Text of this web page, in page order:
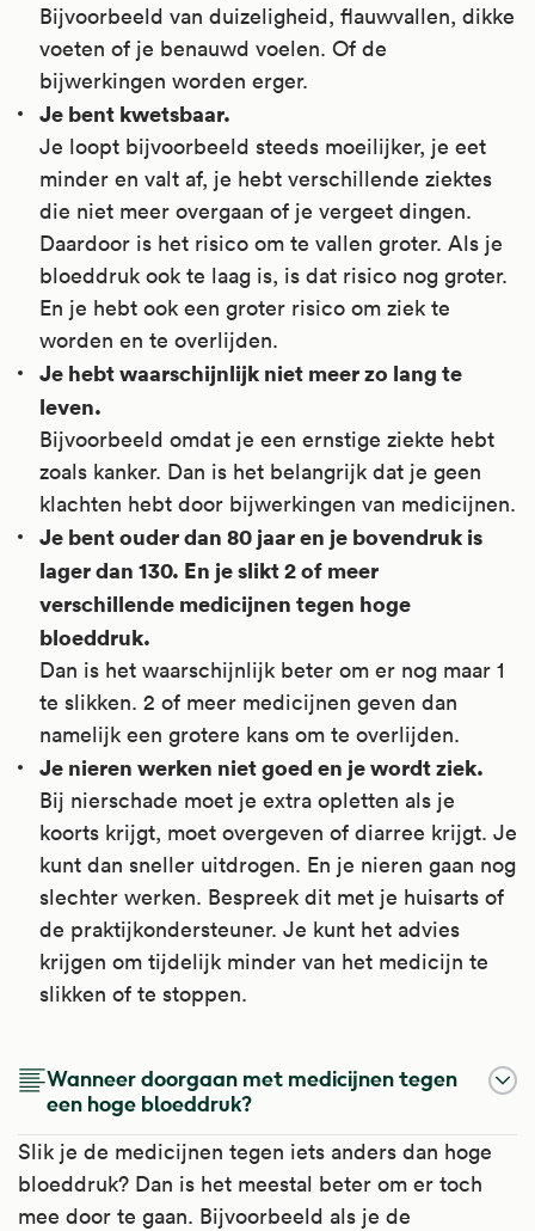
Bijvoorbeeld van duizeligheid, flauwvallen, dikke
voeten of je benauwd voelen. Of de
bijwerkingen worden erger.
Je bent kwetsbaar.
Je loopt bijvoorbeeld steeds moeilijker, je eet
minder en valt af, je hebt verschillende ziektes
die niet meer overgaan of je vergeet dingen.
Daardoor is het risico om te vallen groter. Als je
bloeddruk ook te laag is, is dat risico nog groter.
En je hebt ook een groter risico om ziek te
worden en te overlijden.
Je hebt waarschijnlijk niet meer zo lang te
leven.
Bijvoorbeeld omdat je een ernstige ziekte hebt
zoals kanker. Dan is het belangrijk dat je geen
klachten hebt door bijwerkingen van medicijnen.
Je bent ouder dan 80 jaar en je bovendruk is
lager dan 130. En je slikt 2 of meer
verschillende medicijnen tegen hoge
bloeddruk.
Dan is het waarschijnlijk beter om er nog maar 1
te slikken. 2 of meer medicijnen geven dan
namelijk een grotere kans om te overlijden.
Je nieren werken niet goed en je wordt ziek.
Bij nierschade moet je extra opletten als je
koorts krijgt, moet overgeven of diarree krijgt. Je
kunt dan sneller uitdrogen. En je nieren gaan nog
slechter werken. Bespreek dit met je huisarts of
de praktijkondersteuner. Je kunt het advies
krijgen om tijdelijk minder van het medicijn te
slikken of te stoppen.
Wanneer doorgaan met medicijnen tegen
een hoge bloeddruk?
Slik je de medicijnen tegen iets anders dan hoge
bloeddruk? Dan is het meestal beter om er toch
mee door te gaan. Bijvoorbeeld als je de